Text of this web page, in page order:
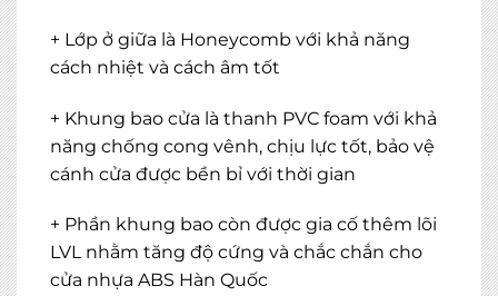
+ Lớp ở giữa là Honeycomb với khả năng
cách nhiệt và cách âm tốt
+ Khung bao cửa là thanh PVC foam với khả
năng chống cong vênh, chịu lực tốt, bảo vệ
cánh cửa được bền bỉ với thời gian
+ Phần khung bao còn được gia cố thêm lõi
LVL nhằm tăng độ cứng và chắc chắn cho
cửa nhựa ABS Hàn Quốc